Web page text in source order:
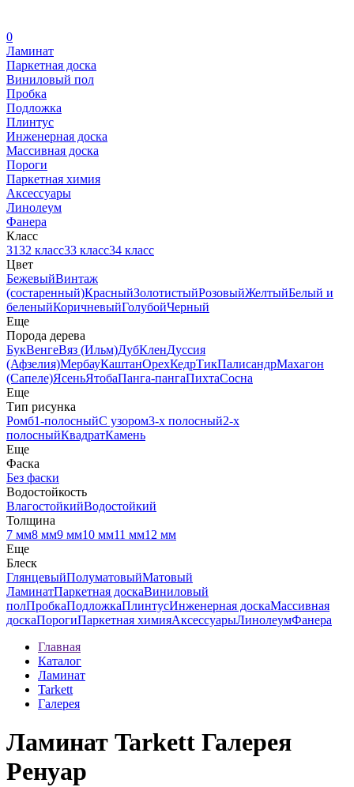
0
Ламинат
Паркетная доска
Виниловый пол
Пробка
Подложка
Плинтус
Инженерная доска
Массивная доска
Пороги
Паркетная химия
Аксессуары
Линолеум
Фанера
Класс
3132 класс33 класс34 класс
Цвет
БежевыйВинтаж
(состаренный)КрасныйЗолотистыйРозовыйЖелтыйБелый и
беленыйКоричневыйГолубойЧерный
Еще
Порода дерева
БукВенгеВяз (Ильм)ДубКленДуссия
(Афзелия)МербауКаштанОрехКедрТикПалисандрМахагон
(Сапеле)ЯсеньЯтобаПанга-пангаПихтаСосна
Еще
Тип рисунка
Ромб1-полосныйС узором3-х полосный2-х
полосныйКвадратКамень
Еще
Фаска
Без фаски
Водостойкость
ВлагостойкийВодостойкий
Толщина
7 мм8 мм9 мм10 мм11 мм12 мм
Еще
Блеск
ГлянцевыйПолуматовыйМатовый
ЛаминатПаркетная доскаВиниловый
полПробкаПодложкаПлинтусИнженерная доскаМассивная
доскаПорогиПаркетная химияАксессуарыЛинолеумФанера
Главная
Каталог
Ламинат
Tarkett
Галерея
Ламинат Tarkett Галерея
Ренуар